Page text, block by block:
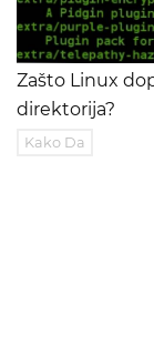
Zašto Linux
direktorija?
Kako Da